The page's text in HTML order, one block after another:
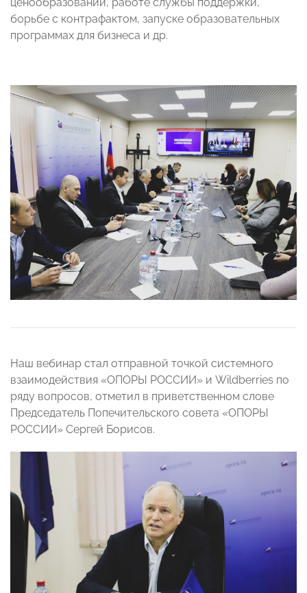
борьбе с контрафактом, запуске образовательных
программах для бизнеса и др.
Наш вебинар стал отправной точкой системного
взаимодействия «ОПОРЫ РОССИИ» и Wildberries по
ряду вопросов, отметил в приветственном слове
Председатель Попечительского совета «ОПОРЫ
РОССИИ» Сергей Борисов.